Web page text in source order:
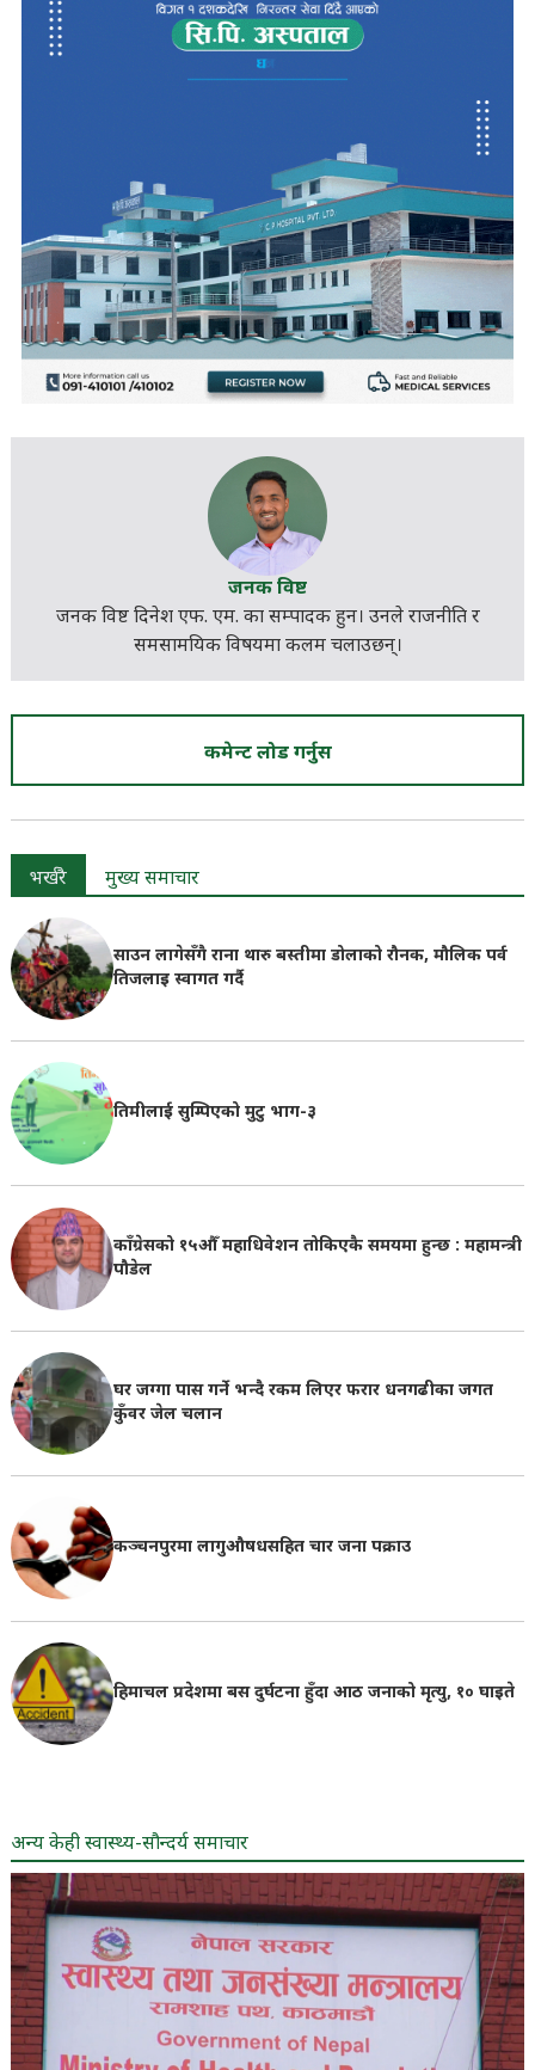
जनक विष्ट
जनक विष्ट दिनेश एफ. एम. का सम्पादक हुन। उनले राजनीति र
समसामयिकविषयमा कलम चलाउछन्।
कमेन्ट लोड गर्नुस
भर्खरै मुख्य समाचार
साउन लागेसँगै राना थारु बस्तीमा डोलाको रौनक, मौलिक पर्व
तिजलाइ स्वागत गर्दै
तिमीलाई सुम्पिएको मुटु भाग-३
काँग्रेसको १५औँ महाधिवेशन तोकिएकै समयमा हुन्छ : महामन्त्री
पौडेल
घर जग्गा पास गर्ने भन्दै रकम लिएर फरार धनगढीका जगत
कुँवर जेल चलान
कञ्चनपुरमा लागुऔषधसहित चार जना पक्राउ
हिमाचल प्रदेशमा बस दुर्घटना हुँदा आठ जनाको मृत्यु, १० घाइते
अन्य केही स्वास्थ्य-सौन्दर्य समाचार